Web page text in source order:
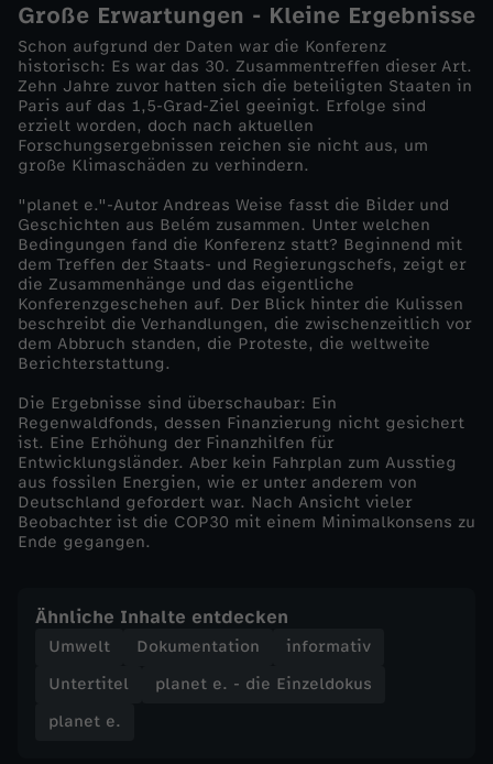
l
d
o
k
u
s
-
B
i
l
a
n
z
B
Große Erwartungen - Kleine Ergebnisse
Schon aufgrund der Daten war die Konferenz
historisch: Es war das 30. Zusammentreffen dieser Art.
Zehn Jahre zuvor hatten sich die beteiligten Staaten in
Paris auf das 1,5-Grad-Ziel geeinigt. Erfolge sind
erzielt worden, doch nach aktuellen
Forschungsergebnissen reichen sie nicht aus, um
große Klimaschäden zu verhindern.
"planet e."-Autor Andreas Weise fasst die Bilder und
Geschichten aus Belém zusammen. Unter welchen
Bedingungen fand die Konferenz statt? Beginnend mit
dem Treffen der Staats- und Regierungschefs, zeigt er
die Zusammenhänge und das eigentliche
Konferenzgeschehen auf. Der Blick hinter die Kulissen
beschreibt die Verhandlungen, die zwischenzeitlich vor
dem Abbruch standen, die Proteste, die weltweite
Berichterstattung.
Die Ergebnisse sind überschaubar: Ein
Regenwaldfonds, dessen Finanzierung nicht gesichert
ist. Eine Erhöhung der Finanzhilfen für
Entwicklungsländer. Aber kein Fahrplan zum Ausstieg
aus fossilen Energien, wie er unter anderem von
Deutschland gefordert war. Nach Ansicht vieler
Beobachter ist die COP30 mit einem Minimalkonsens zu
Ende gegangen.
Ähnliche Inhalte entdecken
Umwelt Dokumentation
informativ
Untertitel
planet e. - die Einzeldokus
planet e.